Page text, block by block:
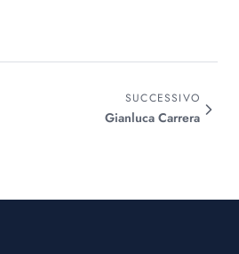
SUCCESSIVO
Gianluca Carrera